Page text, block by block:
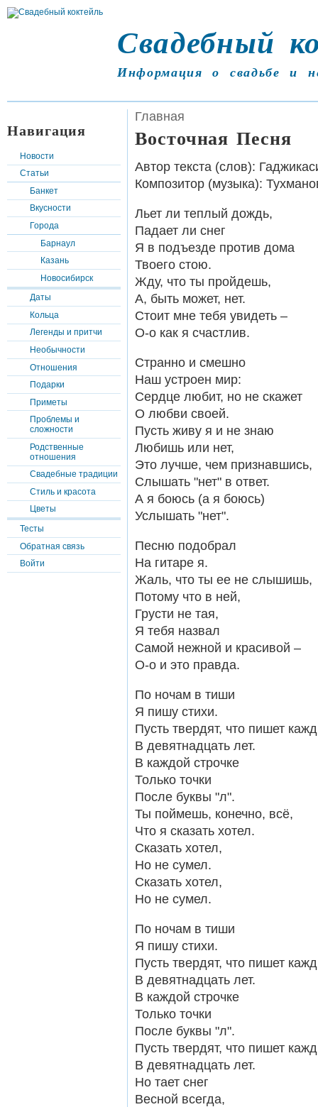
Свадебный
Информация о свадьбе и
Навигация
Новости
Статьи
Банкет
Вкусности
Города
Барнаул
Казань
Новосибирск
Даты
Кольца
Легенды и притчи
Необычности
Отношения
Подарки
Приметы
Проблемы и
сложности
Родственные
отношения
Свадебные традиции
Стиль и красота
Цветы
Тесты
Обратная связь
Войти
Главная
Восточная Песня
Автор текста (слов):
Композитор (музыка):
Льет ли теплый дождь,
Падает ли снег
Я в подъезде против дома
Твоего стою.
Жду, что ты пройдешь,
А, быть может, нет.
Стоит мне тебя увидеть –
О-о как я счастлив.
Странно и смешно
Наш устроен мир:
Сердце любит, но не скажет
О любви своей.
Пусть живу я и не знаю
Любишь или нет,
Это лучше, чем признавшись,
Слышать "нет" в ответ.
А я боюсь (а я боюсь)
Услышать "нет".
Песню подобрал
На гитаре я.
Жаль, что ты ее не слышишь,
Потому что в ней,
Грусти не тая,
Я тебя назвал
Самой нежной и красивой –
О-о и это правда.
По ночам в тиши
Я пишу стихи.
Пусть твердят, что пишет
В девятнадцать лет.
В каждой строчке
Только точки
После буквы "л".
Ты поймешь, конечно, всё,
Что я сказать хотел.
Сказать хотел,
Но не сумел.
Сказать хотел,
Но не сумел.
По ночам в тиши
Я пишу стихи.
Пусть твердят, что пишет
В девятнадцать лет.
В каждой строчке
Только точки
После буквы "л".
Пусть твердят, что пишет
В девятнадцать лет.
Но тает снег
Весной всегда,